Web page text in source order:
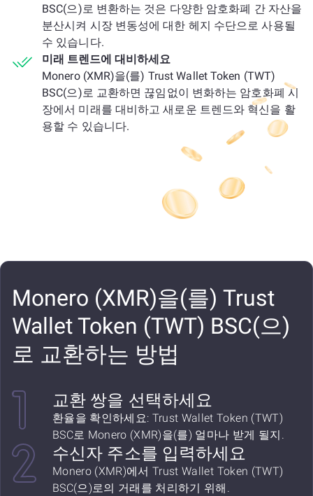
BSC(으)로 변환하는 것은 다양한 암호화폐 간 자산을
분산시켜 시장 변동성에 대한 헤지 수단으로 사용될
수 있습니다.
미래 트렌드에 대비하세요
Monero (XMR)을(를) Trust Wallet Token (TWT)
BSC(으)로 교환하면 끊임없이 변화하는 암호화폐 시
장에서 미래를 대비하고 새로운 트렌드와 혁신을 활
용할 수 있습니다.
Monero (XMR)을(를) Trust
Wallet Token (TWT) BSC(으)
로 교환하는 방법
교환 쌍을 선택하세요
환율을 확인하세요: Trust Wallet Token (TWT)
BSC로 Monero (XMR)을(를) 얼마나 받게 될지.
수신자 주소를 입력하세요
Monero (XMR)에서 Trust Wallet Token (TWT)
BSC(으)로의 거래를 처리하기 위해.